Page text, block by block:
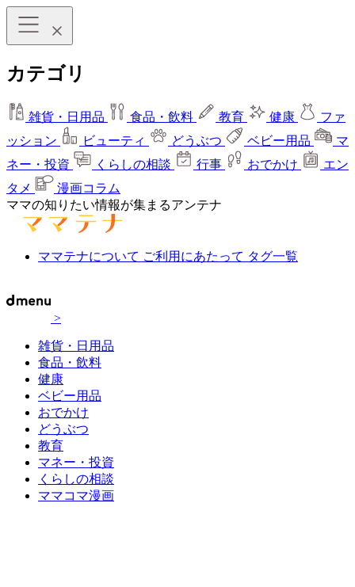
カテゴリ
雑貨・日用品 食品・飲料 教育 健康
ファ
ッション
ビューティ どうぶつ ベビー用品
マ
ネー・投資
くらしの相談 行事 おでかけ
エン
タメ
漫画コラム
ママの知りたい情報が集まるアンテナ
ママテナについて ご利用にあたって タグ一覧
>
雑貨・日用品
食品・飲料
健康
ベビー用品
おでかけ
どうぶつ
教育
マネー・投資
くらしの相談
ママコマ漫画